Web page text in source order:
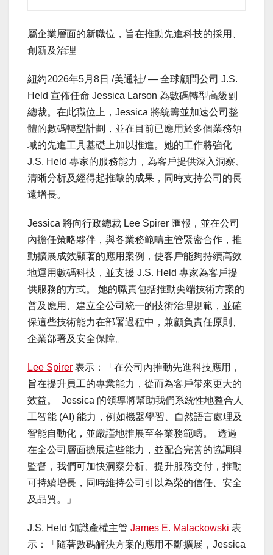
屬企業層面的新職位，旨在推動先進科技的採用、
創新及治理
紐約2026年5月8日 /美通社/ — 全球顧問公司 J.S.
Held 宣佈任命 Jessica Larson 為數碼轉型高級副
總裁。在此職位上，Jessica 將統籌並加速公司整
體的數碼轉型計劃，並在目前已應用於多個業務領
域的先進工具基礎上加以推進。她的工作將強化
J.S. Held 專家的服務能力，為客戶提供深入洞察、
清晰分析及經得起推敲的成果，同時支持公司的長
遠增長。
Jessica 將向行政總裁 Lee Spirer 匯報，並在公司
內擔任策略夥伴，與各業務範疇主管緊密合作，推
動擴展成效顯著的應用案例，使客戶能夠持續高效
地運用數碼科技，並支援 J.S. Held 專家為客戶提
供服務的方式。 她的職責包括推動尖端技術方案的
普及應用、建立全公司統一的技術治理規範，並確
保這些技術能力在部署過程中，兼顧負責任原則、
企業部署及安全保障。
Lee Spirer 表示：「在公司內推動先進科技應用，
旨在提升員工的專業能力，從而為客戶帶來更大的
效益。 Jessica 的領導將幫助我們系統性地整合人
工智能 (AI) 能力，例如機器學習、自然語言處理及
智能自動化，並嚴謹地推展至各業務範疇。 透過
在全公司層面擴展這些能力，並配合完善的協調與
監督，我們可加快洞察分析、提升服務交付，推動
可持續增長，同時維持公司引以為榮的信任、安全
及品質。」
J.S. Held 知識產權主管 James E. Malackowski 表
示：「隨著數碼解決方案的應用不斷擴展，Jessica